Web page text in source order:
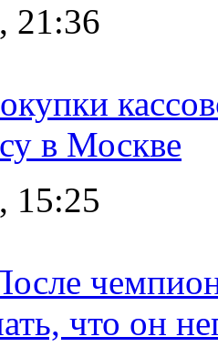
21:36
в Москве
15:25
что он